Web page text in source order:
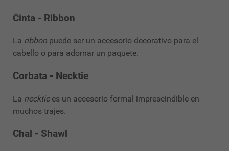
Cinta - Ribbon
La ribbon puede ser un accesorio decorativo para el
cabello o para adornar un paquete.
Corbata - Necktie
La necktiees un accesorio formal imprescindible en
muchos trajes.
Chal - Shawl